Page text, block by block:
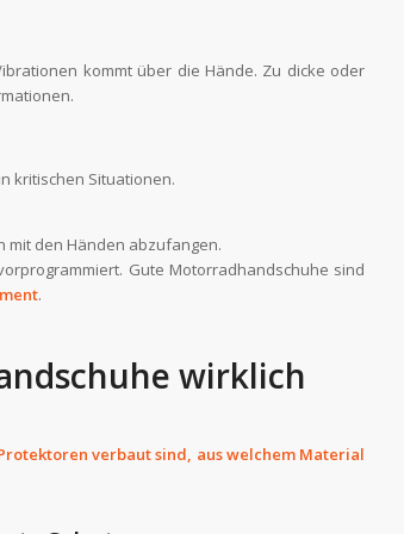
kommt über die Hände. Zu dicke oder
kritischen Situationen.
mit den Händen abzufangen.
Gute Motorradhandschuhe sind
.
wirklich
verbaut sind, aus welchem Material